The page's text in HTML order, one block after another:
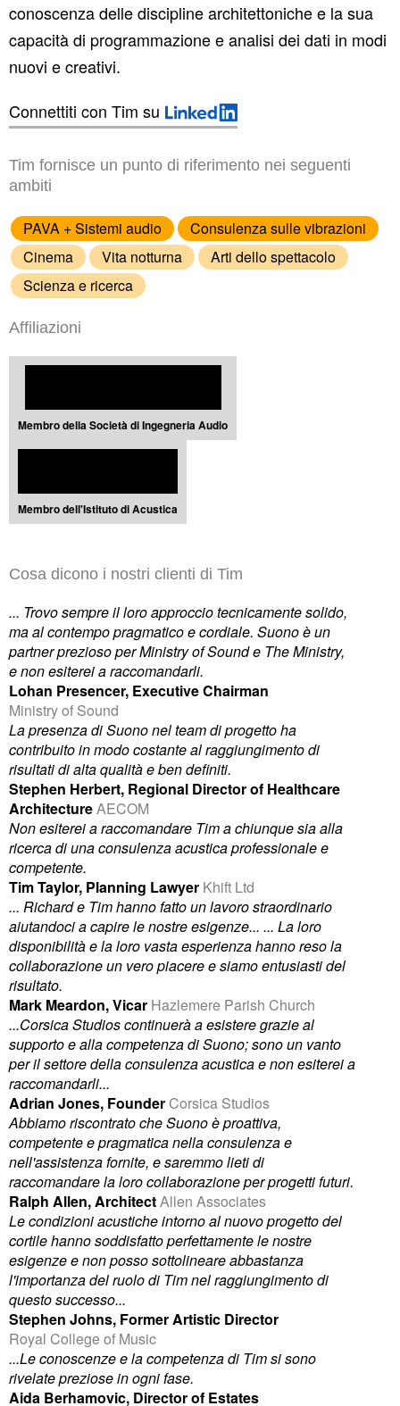
conoscenza delle discipline architettoniche e la sua
capacità di programmazione e analisi dei dati in modi
nuovi e creativi.
Connettiti con Tim su
Tim fornisce un punto di riferimento nei seguenti
ambiti
PAVA + Sistemi audio
Consulenza sulle vibrazioni
Cinema
Vita notturna
Arti dello spettacolo
Scienza e ricerca
Affiliazioni
Membro della Società di Ingegneria Audio
Membro dell'Istituto di Acustica
Cosa dicono i nostri clienti di Tim
... Trovo sempre il loro approccio tecnicamente solido,
ma al contempo pragmatico e cordiale. Suono è un
partner prezioso per Ministry of Sound e The Ministry,
e non esiterei a raccomandarli.
Lohan Presencer, Executive Chairman
Ministry of Sound
La presenza di Suono nel team di progetto ha
contribuito in modo costante al raggiungimento di
risultati di alta qualità e ben definiti.
Stephen Herbert, Regional Director of Healthcare
ArchitectureAECOM
Non esiterei a raccomandare Tim a chiunque sia alla
ricerca di una consulenza acustica professionale e
competente.
Tim Taylor, Planning Lawyer Khift Ltd
... Richard e Tim hanno fatto un lavoro straordinario
aiutandoci a capire le nostre esigenze... ... La loro
disponibilità e la loro vasta esperienza hanno reso la
collaborazione un vero piacere e siamo entusiasti del
risultato.
Mark Meardon, Vicar Hazlemere Parish Church
...Corsica Studios continuerà a esistere grazie al
supporto e alla competenza di Suono; sono un vanto
per il settore della consulenza acustica e non esiterei a
raccomandarli...
Adrian Jones, Founder Corsica Studios
Abbiamo riscontrato che Suono è proattiva,
competente e pragmatica nella consulenza e
nell'assistenza fornite, e saremmo lieti di
raccomandare la loro collaborazione per progetti futuri.
Ralph Allen, ArchitectAllen Associates
Le condizioni acustiche intorno al nuovo progetto del
cortile hanno soddisfatto perfettamente le nostre
esigenze e non posso sottolineare abbastanza
l'importanza del ruolo di Tim nel raggiungimento di
questo successo...
Stephen Johns, Former Artistic Director
Royal College of Music
...Le conoscenze e la competenza di Tim si sono
rivelate preziose in ogni fase.
Aida Berhamovic, Director of Estates